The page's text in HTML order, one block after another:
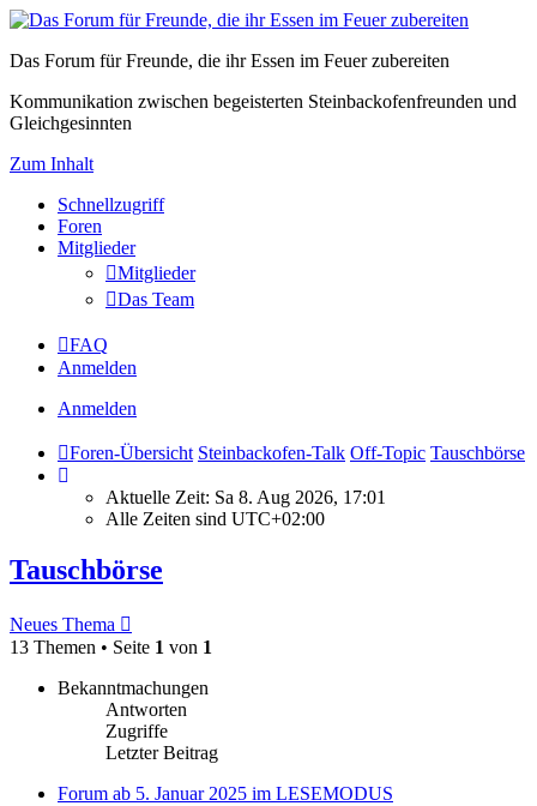
Das Forum für Freunde, die ihr Essen im Feuer zubereiten
Kommunikation zwischen begeisterten Steinbackofenfreunden und
Gleichgesinnten
Zum Inhalt
Schnellzugriff
Foren
Mitglieder
Mitglieder
Das Team
FAQ
Anmelden
Anmelden
Foren-Übersicht Steinbackofen-Talk Off-Topic Tauschbörse
Aktuelle Zeit: Sa 8. Aug 2026, 17:01
Alle Zeiten sind UTC+02:00
Tauschbörse
Neues Thema
13 Themen • Seite 1 von 1
Bekanntmachungen
Antworten
Zugriffe
Letzter Beitrag
Forum ab 5. Januar 2025 im LESEMODUS